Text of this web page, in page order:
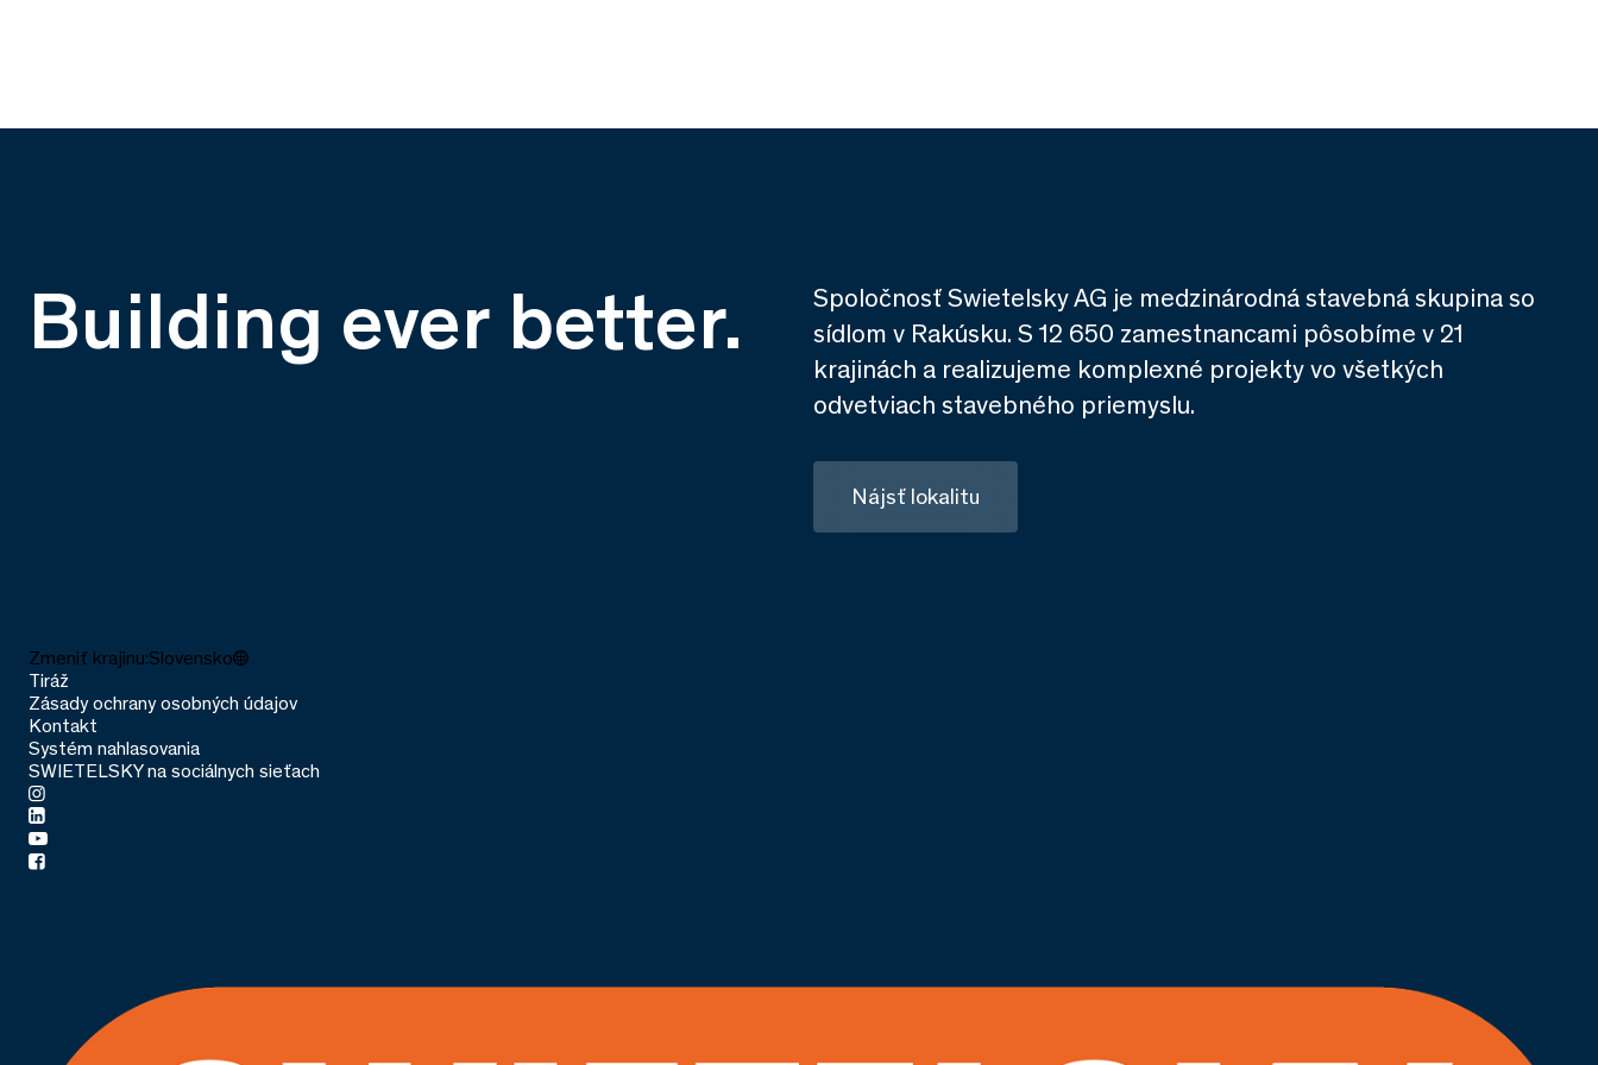
Building ever better.
Spoločnosť Swietelsky AG je medzinárodná stavebná skupina so
sídlom v Rakúsku. S 12 650 zamestnancami pôsobíme v 21
krajinách a realizujeme komplexné projekty vo všetkých
odvetviach stavebného priemyslu.
Nájsť lokalitu
Zmeniť krajinu:Slovensko
Tiráž
Zásady ochrany osobných údajov
Kontakt
Systém nahlasovania
SWIETELSKY na sociálnych sieťach